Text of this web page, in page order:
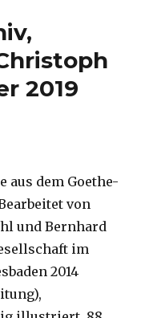
2019
aus dem Goethe-
von
und Bernhard
im
2014